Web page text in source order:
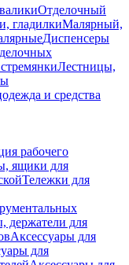
Отделочный
гладилкиМалярный,
Диспенсеры
Лестницы,
и средства
рабочего
ящики для
Тележки для
держатели для
Аксессуары для
для